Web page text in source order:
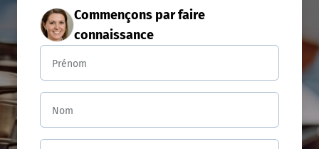
Commençons par faire
connaissance
Prénom
Nom